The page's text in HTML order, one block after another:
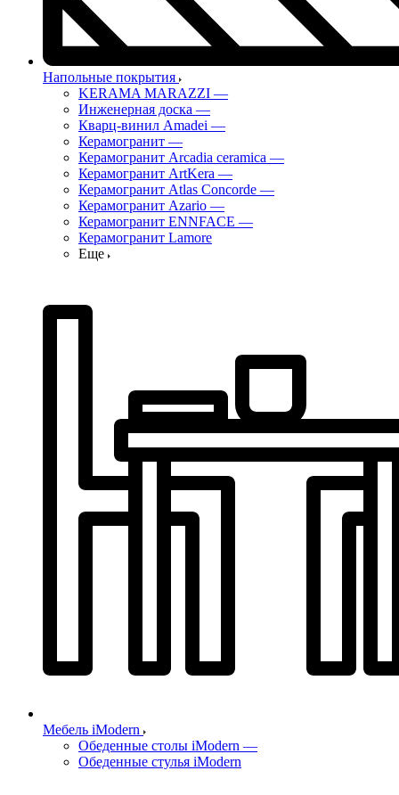
Напольные покрытия
KERAMA MARAZZI —
Инженерная доска —
Кварц-винил Amadei —
Керамогранит —
Керамогранит Arcadia ceramica —
Керамогранит ArtKera —
Керамогранит Atlas Concorde —
Керамогранит Azario —
Керамогранит ENNFACE —
Керамогранит Lamore
Еще
Мебель iModern
Обеденные столы iModern —
Обеденные стулья iModern